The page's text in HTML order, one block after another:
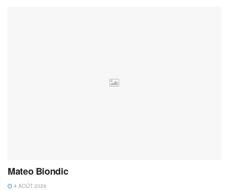
Mateo Biondic
4 AOÛT 2026